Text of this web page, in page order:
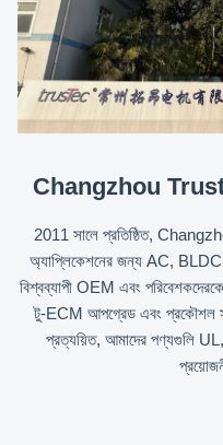
Changzhou
2011 সালে প্রতিষ্ঠিত,
অ্যাপ্লিকেশনের জন্য AC, BLDC
বিশ্বব্যাপী OEM এবং
টু-ECM আপগ্রেড এবং প্রকৌশল
প্রত্যয়িত, আমাদের পণ্যগুলি